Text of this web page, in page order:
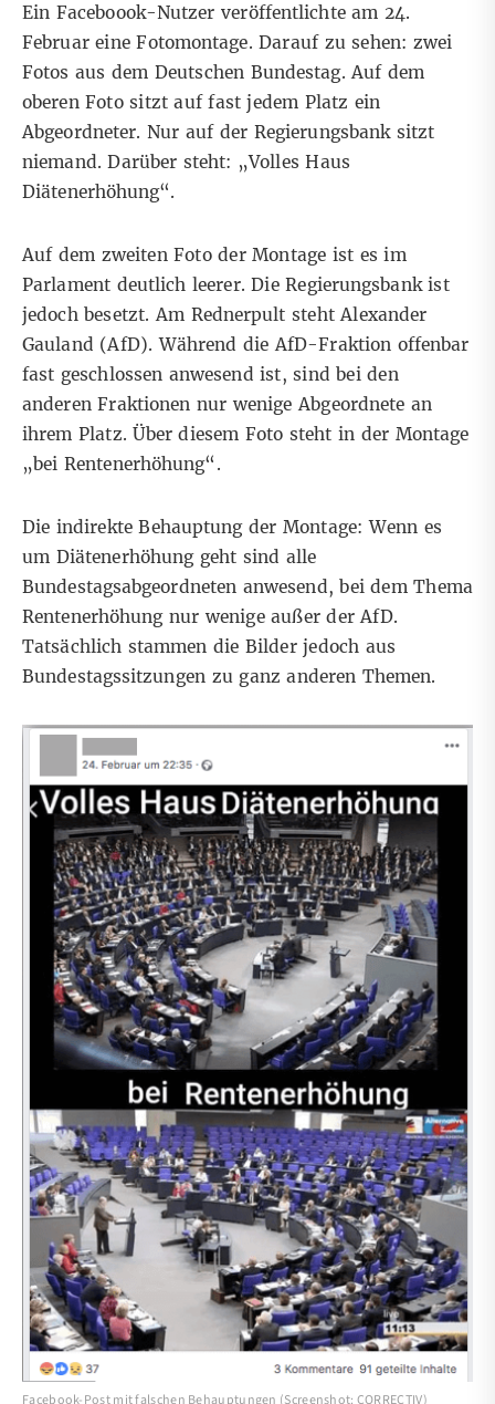
Ein Faceboook-Nutzer veröffentlichte am 24.
Februar eine Fotomontage. Darauf zu sehen: zwei
Fotos aus dem Deutschen Bundestag. Auf dem
oberen Foto sitzt auf fast jedem Platz ein
Abgeordneter. Nur auf der Regierungsbank sitzt
niemand. Darüber steht: „Volles Haus
Diätenerhöhung“.
Auf dem zweiten Foto der Montage ist es im
Parlament deutlich leerer. Die Regierungsbank ist
jedoch besetzt. Am Rednerpult steht Alexander
Gauland (AfD). Während die AfD-Fraktion offenbar
fast geschlossen anwesend ist, sind bei den
anderen Fraktionen nur wenige Abgeordnete an
ihrem Platz. Über diesem Foto steht in der Montage
„bei Rentenerhöhung“.
Die indirekte Behauptung der Montage: Wenn es
um Diätenerhöhung geht sind alle
Bundestagsabgeordneten anwesend, bei dem Thema
Rentenerhöhung nur wenige außer der AfD.
Tatsächlich stammen die Bilder jedoch aus
Bundestagssitzungen zu ganz anderen Themen.